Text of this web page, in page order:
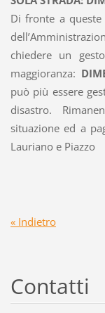
Di fronte a
chiedere un
maggioranza:
può più essere
disastro.
situazione ed a
Lauriano e Piazzo
« Indietro
Contatti